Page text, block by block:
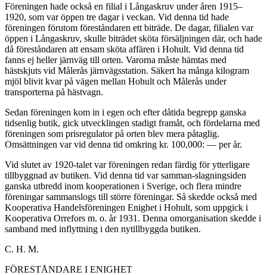
Föreningen hade också en filial i Långaskruv under åren 1915–
1920, som var öppen tre dagar i veckan. Vid denna tid hade
föreningen förutom föreståndaren ett biträde. De dagar, filialen var
öppen i Långaskruv, skulle biträdet sköta försälj­ningen där, och hade
då föreståndaren att ensam sköta affären i Hohult. Vid denna tid
fanns ej heller järnväg till orten. Varorna måste hämtas med
hästskjuts vid Målerås järnvägsstation. Säkert ha många kilogram
mjöl blivit kvar på vägen mellan Hohult och Målerås under
transporterna på hästvagn.
Sedan föreningen kom in i egen och efter dåtida begrepp ganska
tidsenlig butik, gick utvecklingen stadigt framåt, och fördelarna med
föreningen som prisregulator på orten blev mera påtaglig.
Omsättningen var vid denna tid omkring kr. 100,000: — per år.
Vid slutet av 1920-talet var föreningen redan färdig för ytterligare
tillbyggnad av butiken. Vid denna tid var samman-slagningsiden
ganska utbredd inom kooperationen i Sverige, och flera mindre
föreningar sammanslogs till större förening­ar. Så skedde också med
Kooperativa Handelsföreningen Enig­het i Hohult, som uppgick i
Kooperativa Orrefors m. o. år 1931. Denna omorganisation skedde i
samband med inflyttning i den nytillbyggda butiken.
C. H. M.
FÖRESTÅNDARE I ENIGHET